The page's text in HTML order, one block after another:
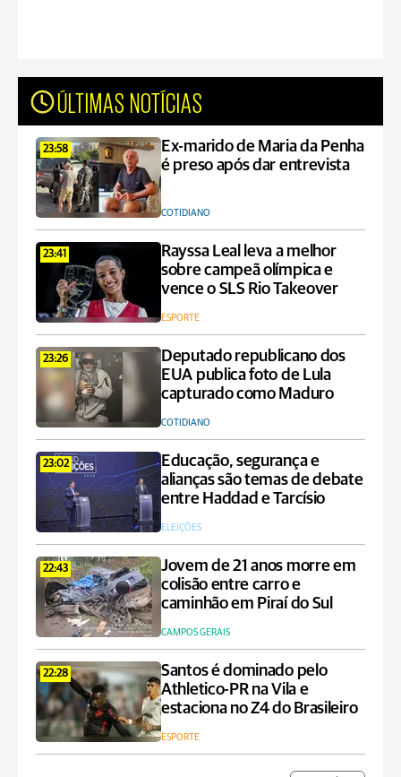
ÚLTIMAS NOTÍCIAS
23:58
Ex-marido de Maria da Penha
é preso após dar entrevista
COTIDIANO
23:41
Rayssa Leal leva a melhor
sobre campeã olímpica e
vence o SLS Rio Takeover
ESPORTE
23:26
Deputado republicano dos
EUA publica foto de Lula
capturado como Maduro
COTIDIANO
23:02
Educação, segurança e
alianças são temas de debate
entre Haddad e Tarcísio
ELEIÇÕES
22:43
Jovem de 21 anos morre em
colisão entre carro e
caminhão em Piraí do Sul
CAMPOS GERAIS
22:28
Santos é dominado pelo
Athletico-PR na Vila e
estaciona no Z4 do Brasileiro
ESPORTE